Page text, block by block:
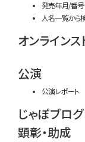
発売年月/番
人名一覧から
オンラインス
公演
公演レポート
じゃぽブログ
顕彰・助成